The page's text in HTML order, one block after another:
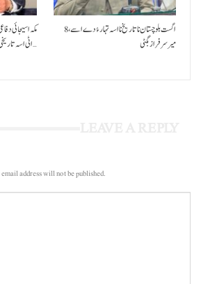
مکہ اسیجائی
اٹی اسہ تاریخی ءُ مزل نا نشان…
8 اگست بلوچستان نا تاریخ نا اسہ تہار ءُ دے اسے،
میرسرفراز بگٹی
address will not be published.